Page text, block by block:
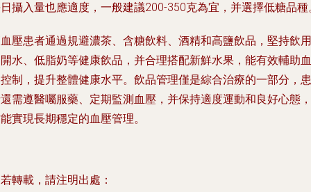
攝入量也應適度，一般建議200-350克為宜，并選擇低糖品種
壓患者通過規避濃茶、含糖飲料、酒精和高鹽飲品，堅持飲用
水、低脂奶等健康飲品，并合理搭配新鮮水果，能有效輔助血
制，提升整體健康水平。飲品管理僅是綜合治療的一部分，患
需遵醫囑服藥、定期監測血壓，并保持適度運動和良好心態，
實現長期穩定的血壓管理。
轉載，請注明出處：